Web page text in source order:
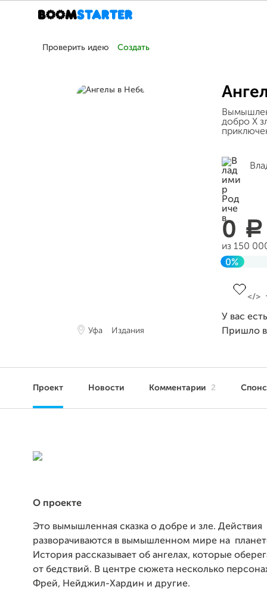
Проверить идею Создать
Уфа Издания
добро Х
0 a
из 150
0%
У вас
Пришло
Проект Новости Комментарии 2
О проекте
Это вымышленная сказка о добре и зле. Действия
разворачиваются в вымышленном мире на
История рассказывает об ангелах, которые
от бедствий. В центре сюжета несколько
Фрей, Нейджил-Хардин и другие.